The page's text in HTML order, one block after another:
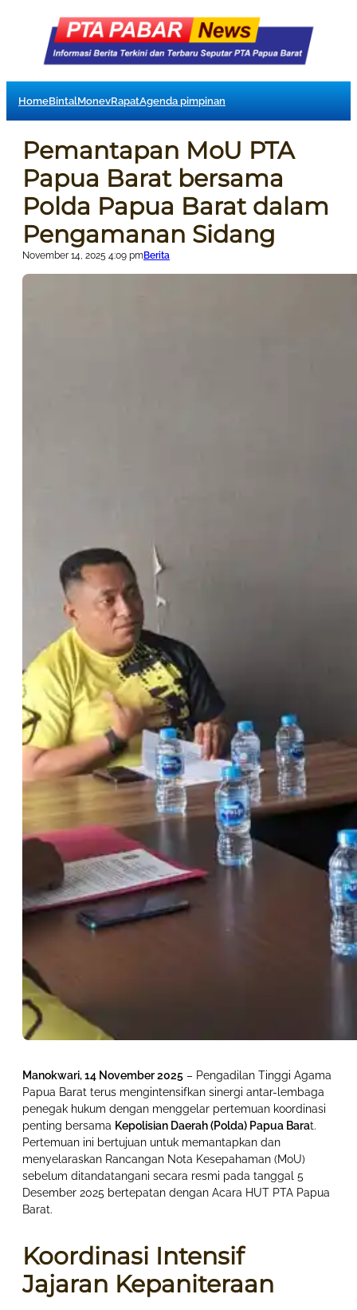
HomeBintalMonevRapatAgenda pimpinan
Pemantapan MoU PTA
Papua Barat bersama
Polda Papua Barat dalam
Pengamanan Sidang
November 14, 2025 4:09 pmBerita
Manokwari, 14 November 2025 – Pengadilan Tinggi Agama
Papua Barat terus mengintensifkan sinergi antar-lembaga
penegak hukum dengan menggelar pertemuan koordinasi
penting bersama Kepolisian Daerah (Polda) Papua Barat.
Pertemuan ini bertujuan untuk memantapkan dan
menyelaraskan Rancangan Nota Kesepahaman (MoU)
sebelum ditandatangani secara resmi pada tanggal 5
Desember 2025 bertepatan dengan Acara HUT PTA Papua
Barat.
Koordinasi Intensif
Jajaran Kepaniteraan